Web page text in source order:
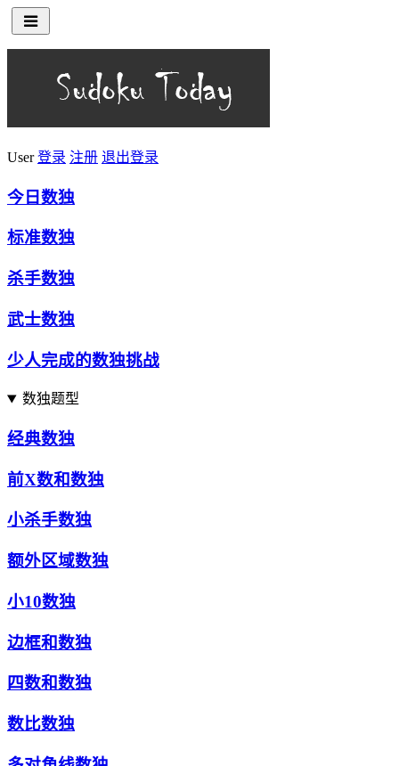
User 登录 注册 退出登录
今日数独
标准数独
杀手数独
武士数独
少人完成的数独挑战
数独题型
经典数独
前X数和数独
小杀手数独
额外区域数独
小10数独
边框和数独
四数和数独
数比数独